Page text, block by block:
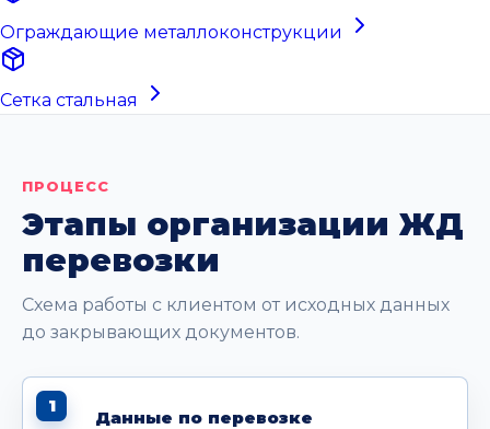
Ограждающие металлоконструкции
Сетка стальная
ПРОЦЕСС
Этапы организации ЖД
перевозки
Схема работы с клиентом от исходных данных
до закрывающих документов.
1
Данные по перевозке